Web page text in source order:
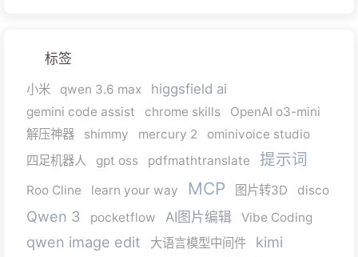
标签
小米 qwen 3.6 max higgsfield ai
gemini code assist chrome skills
OpenAI o3-mini
解压神器
shimmy mercury 2
ominivoice studio
四足机器人
gpt oss pdfmathtranslate 提示词
Roo Cline learn your way MCP 图片转3D disco
Qwen 3 pocketflow AI图片编辑 Vibe Coding
qwen image edit 大语言模型中间件 kimi